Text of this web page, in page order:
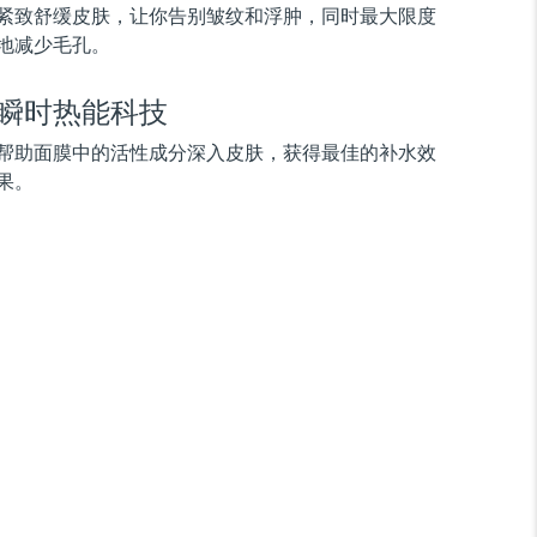
致舒缓皮肤，让你告别皱纹和浮肿，同时最大限度
减少毛孔。
时热能科技
助面膜中的活性成分深入皮肤，获得最佳的补水效
。